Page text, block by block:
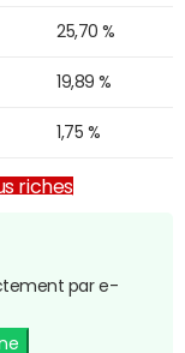
25,70 %
19,89 %
1,75 %
riches
par e-